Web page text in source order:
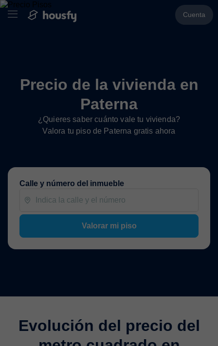
Cuenta
Precio de la vivienda en
Paterna
¿Quieres saber cuánto vale tu vivienda?
Valora tu piso de Paterna gratis ahora
Calle y número del inmueble
Valorar mi piso
Evolución del precio del